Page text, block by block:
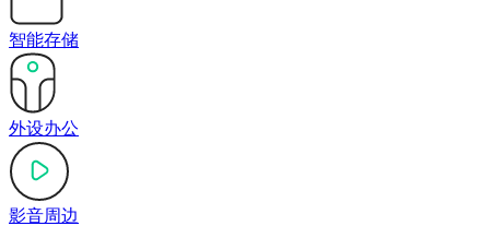
智能存储
外设办公
影音周边